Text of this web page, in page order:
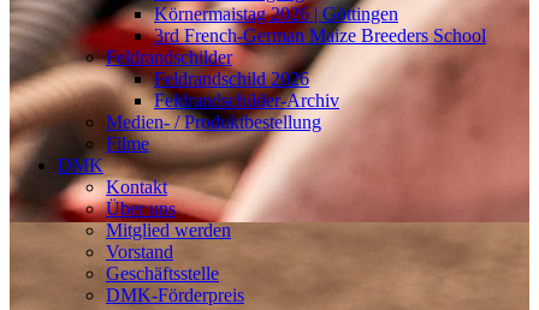
Körnermaistag 2026 | Göttingen
3rd French-German Maize Breeders School
Feldrandschilder
Feldrandschild 2026
Feldrandschilder-Archiv
Medien- / Produktbestellung
Filme
DMK
Kontakt
Über uns
Mitglied werden
Vorstand
Geschäftsstelle
DMK-Förderpreis